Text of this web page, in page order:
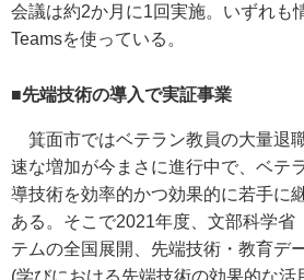
会議は約2か月に1回実施。いずれも
Teamsを使っている。
■先端技術の導入で実証事業
箕面市ではベテラン教員の大量退
速な増加が今まさに進行中で、ベテ
導技術を効率的かつ効果的に若手に
ある。そこで2021年度、文部科学省
テムの全国展開、先端技術・教育デ
(学びにおける先端技術の効果的な活